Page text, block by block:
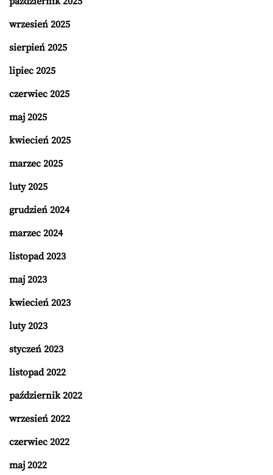
wrzesień 2025
sierpień 2025
lipiec 2025
czerwiec 2025
maj 2025
kwiecień 2025
marzec 2025
luty 2025
grudzień 2024
marzec 2024
listopad 2023
maj 2023
kwiecień 2023
luty 2023
styczeń 2023
listopad 2022
październik 2022
wrzesień 2022
czerwiec 2022
maj 2022